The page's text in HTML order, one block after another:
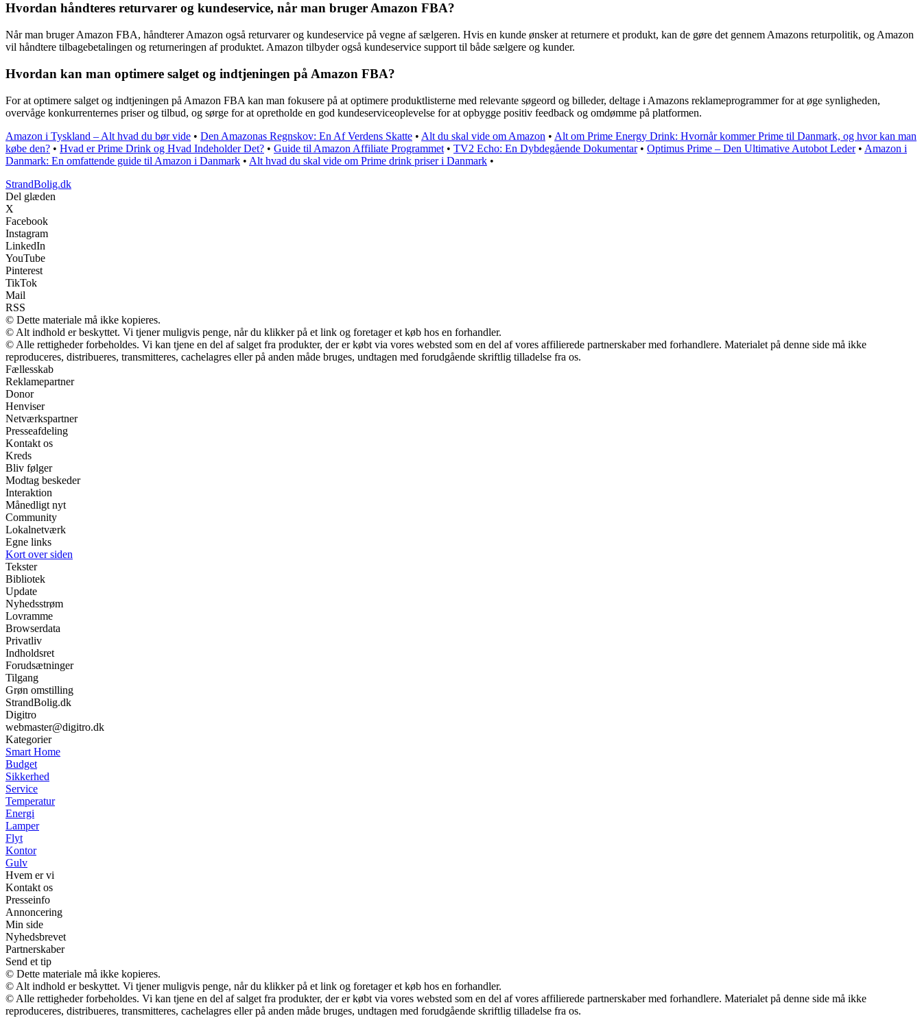
Hvordan håndteres returvarer og kundeservice, når man bruger Amazon FBA?
Når man bruger Amazon FBA, håndterer Amazon også returvarer og kundeservice på vegne af sælgeren. Hvis en kunde ønsker at returnere et produkt, kan de gøre det gennem Amazons returpolitik, og Amazon
vil håndtere tilbagebetalingen og returneringen af produktet. Amazon tilbyder også kundeservice support til både sælgere og kunder.
Hvordan kan man optimere salget og indtjeningen på Amazon FBA?
For at optimere salget og indtjeningen på Amazon FBA kan man fokusere på at optimere produktlisterne med relevante søgeord og billeder, deltage i Amazons reklameprogrammer for at øge synligheden,
overvåge konkurrenternes priser og tilbud, og sørge for at opretholde en god kundeserviceoplevelse for at opbygge positiv feedback og omdømme på platformen.
Amazon i Tyskland – Alt hvad du bør vide • Den Amazonas Regnskov: En Af Verdens Skatte • Alt du skal vide om Amazon • Alt om Prime Energy Drink: Hvornår kommer Prime til Danmark, og hvor kan man
købe den? • Hvad er Prime Drink og Hvad Indeholder Det? • Guide til Amazon Affiliate Programmet • TV2 Echo: En Dybdegående Dokumentar• Optimus Prime – Den Ultimative Autobot Leder• Amazon i
Danmark: En omfattende guide til Amazon i Danmark • Alt hvad du skal vide om Prime drink priser i Danmark •
StrandBolig.dk
Del glæden
X
Facebook
Instagram
LinkedIn
YouTube
Pinterest
TikTok
Mail
RSS
© Dette materiale må ikke kopieres.
© Alt indhold er beskyttet. Vi tjener muligvis penge, når du klikker på et link og foretager et køb hos en forhandler.
© Alle rettigheder forbeholdes. Vi kan tjene en del af salget fra produkter, der er købt via vores websted som en del af vores affilierede partnerskaber med forhandlere. Materialet på denne side må ikke
reproduceres, distribueres, transmitteres, cachelagres eller på anden måde bruges, undtagen med forudgående skriftlig tilladelse fra os.
Fællesskab
Reklamepartner
Donor
Henviser
Netværkspartner
Presseafdeling
Kontakt os
Kreds
Bliv følger
Modtag beskeder
Interaktion
Månedligt nyt
Community
Lokalnetværk
Egne links
Kort over siden
Tekster
Bibliotek
Update
Nyhedsstrøm
Lovramme
Browserdata
Privatliv
Indholdsret
Forudsætninger
Tilgang
Grøn omstilling
StrandBolig.dk
Digitro
webmaster@digitro.dk
Kategorier
Smart Home
Budget
Sikkerhed
Service
Temperatur
Energi
Lamper
Flyt
Kontor
Gulv
Hvem er vi
Kontakt os
Presseinfo
Annoncering
Min side
Nyhedsbrevet
Partnerskaber
Send et tip
© Dette materiale må ikke kopieres.
© Alt indhold er beskyttet. Vi tjener muligvis penge, når du klikker på et link og foretager et køb hos en forhandler.
© Alle rettigheder forbeholdes. Vi kan tjene en del af salget fra produkter, der er købt via vores websted som en del af vores affilierede partnerskaber med forhandlere. Materialet på denne side må ikke
reproduceres, distribueres, transmitteres, cachelagres eller på anden måde bruges, undtagen med forudgående skriftlig tilladelse fra os.